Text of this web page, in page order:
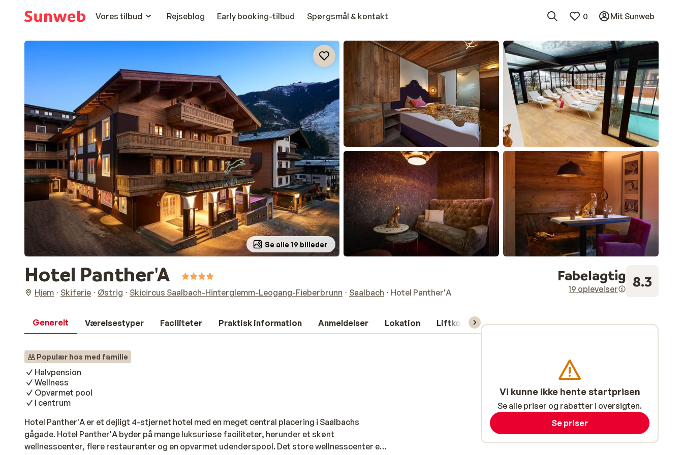
Vores tilbud
Rejseblog Early booking-tilbud Spørgsmål & kontakt 0 Mit Sunweb
Se alle 19 billeder
Hotel Panther'A
Hjem Skiferie Østrig Skicircus Saalbach-Hinterglemm-Leogang-Fieberbrunn Saalbach Hotel Panther'A
Fabelagtig
19 oplevelser 8.3
Generelt Værelsestyper Faciliteter Praktisk information Anmeldelser Lokation Liftkort/skileje/undervisning
Populær hos med familie
Halvpension
Wellness
Opvarmet pool
I centrum
Hotel Panther'A er et dejligt 4-stjernet hotel med en meget central placering i Saalbachs
gågade. Hotel Panther'A byder på mange luksuriøse faciliteter, herunder et skønt
wellnesscenter, flere restauranter og en opvarmet udendørspool. Det store wellnesscenter er
Vi kunne ikke hente startprisen
Se alle priser og rabatter i oversigten.
Se priser